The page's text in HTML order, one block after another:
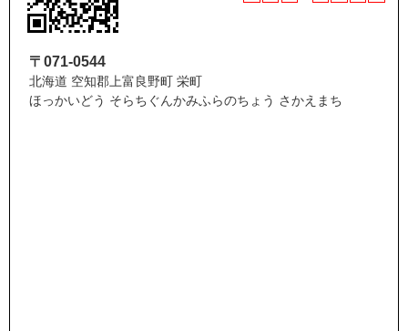
〒071-0544
北海道 空知郡上富良野町 栄町
ほっかいどう そらちぐんかみふらのちょう さかえまち